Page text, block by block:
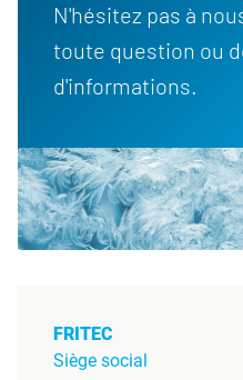
N'hésitez pas à
toute question ou
d'informations.
FRITEC
Siège social